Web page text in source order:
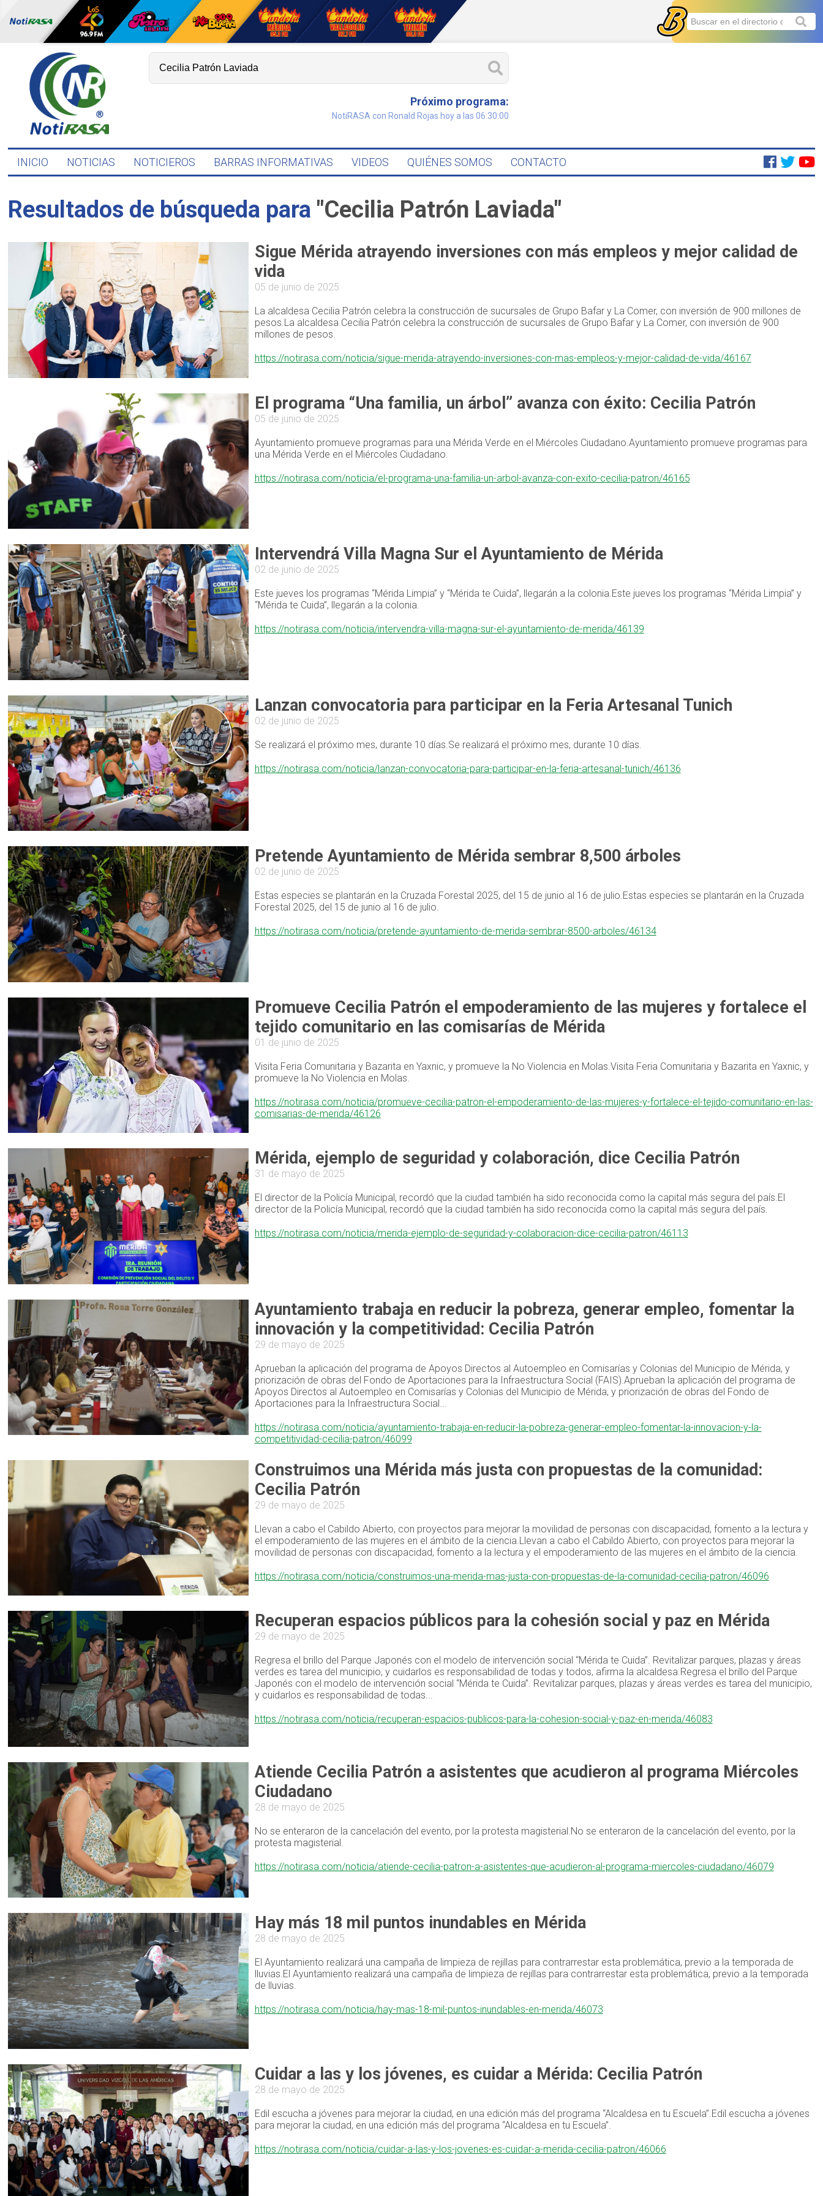
Próximo programa:
NotiRASA con Ronald Rojas hoy a las 06:30:00
INICIO NOTICIAS NOTICIEROS BARRAS INFORMATIVAS VIDEOS QUIÉNES SOMOS CONTACTO
Resultados de búsqueda para "Cecilia Patrón Laviada"
Sigue Mérida atrayendo inversiones con más empleos y mejor calidad de
vida
05 de junio de 2025
La alcaldesa Cecilia Patrón celebra la construcción de sucursales de Grupo Bafar y La Comer, con inversión de 900 millones de
pesos.La alcaldesa Cecilia Patrón celebra la construcción de sucursales de Grupo Bafar y La Comer, con inversión de 900
millones de pesos.
https://notirasa.com/noticia/sigue-merida-atrayendo-inversiones-con-mas-empleos-y-mejor-calidad-de-vida/46167
El programa “Una familia, un árbol” avanza con éxito: Cecilia Patrón
05 de junio de 2025
Ayuntamiento promueve programas para una Mérida Verde en el Miércoles Ciudadano.Ayuntamiento promueve programas para
una Mérida Verde en el Miércoles Ciudadano.
https://notirasa.com/noticia/el-programa-una-familia-un-arbol-avanza-con-exito-cecilia-patron/46165
Intervendrá Villa Magna Sur el Ayuntamiento de Mérida
02 de junio de 2025
Este jueves los programas “Mérida Limpia” y “Mérida te Cuida”, llegarán a la colonia.Este jueves los programas “Mérida Limpia” y
“Mérida te Cuida”, llegarán a la colonia.
https://notirasa.com/noticia/intervendra-villa-magna-sur-el-ayuntamiento-de-merida/46139
Lanzan convocatoria para participar en la Feria Artesanal Tunich
02 de junio de 2025
Se realizará el próximo mes, durante 10 días.Se realizará el próximo mes, durante 10 días.
https://notirasa.com/noticia/lanzan-convocatoria-para-participar-en-la-feria-artesanal-tunich/46136
Pretende Ayuntamiento de Mérida sembrar 8,500 árboles
02 de junio de 2025
Estas especies se plantarán en la Cruzada Forestal 2025, del 15 de junio al 16 de julio.Estas especies se plantarán en la Cruzada
Forestal 2025, del 15 de junio al 16 de julio.
https://notirasa.com/noticia/pretende-ayuntamiento-de-merida-sembrar-8500-arboles/46134
Promueve Cecilia Patrón el empoderamiento de las mujeres y fortalece el
tejido comunitario en las comisarías de Mérida
01 de junio de 2025
Visita Feria Comunitaria y Bazarita en Yaxnic, y promueve la No Violencia en Molas.Visita Feria Comunitaria y Bazarita en Yaxnic, y
promueve la No Violencia en Molas.
https://notirasa.com/noticia/promueve-cecilia-patron-el-empoderamiento-de-las-mujeres-y-fortalece-el-tejido-comunitario-en-las-
comisarias-de-merida/46126
Mérida, ejemplo de seguridad y colaboración, dice Cecilia Patrón
31 de mayo de 2025
El director de la Policía Municipal, recordó que la ciudad también ha sido reconocida como la capital más segura del país.El
director de la Policía Municipal, recordó que la ciudad también ha sido reconocida como la capital más segura del país.
https://notirasa.com/noticia/merida-ejemplo-de-seguridad-y-colaboracion-dice-cecilia-patron/46113
Ayuntamiento trabaja en reducir la pobreza, generar empleo, fomentar la
innovación y la competitividad: Cecilia Patrón
29 de mayo de 2025
Aprueban la aplicación del programa de Apoyos Directos al Autoempleo en Comisarías y Colonias del Municipio de Mérida, y
priorización de obras del Fondo de Aportaciones para la Infraestructura Social (FAIS).Aprueban la aplicación del programa de
Apoyos Directos al Autoempleo en Comisarías y Colonias del Municipio de Mérida, y priorización de obras del Fondo de
Aportaciones para la Infraestructura Social...
https://notirasa.com/noticia/ayuntamiento-trabaja-en-reducir-la-pobreza-generar-empleo-fomentar-la-innovacion-y-la-
competitividad-cecilia-patron/46099
Construimos una Mérida más justa con propuestas de la comunidad:
Cecilia Patrón
29 de mayo de 2025
Llevan a cabo el Cabildo Abierto, con proyectos para mejorar la movilidad de personas con discapacidad, fomento a la lectura y
el empoderamiento de las mujeres en el ámbito de la ciencia.Llevan a cabo el Cabildo Abierto, con proyectos para mejorar la
movilidad de personas con discapacidad, fomento a la lectura y el empoderamiento de las mujeres en el ámbito de la ciencia.
https://notirasa.com/noticia/construimos-una-merida-mas-justa-con-propuestas-de-la-comunidad-cecilia-patron/46096
Recuperan espacios públicos para la cohesión social y paz en Mérida
29 de mayo de 2025
Regresa el brillo del Parque Japonés con el modelo de intervención social “Mérida te Cuida”. Revitalizar parques, plazas y áreas
verdes es tarea del municipio, y cuidarlos es responsabilidad de todas y todos, afirma la alcaldesa.Regresa el brillo del Parque
Japonés con el modelo de intervención social “Mérida te Cuida”. Revitalizar parques, plazas y áreas verdes es tarea del municipio,
y cuidarlos es responsabilidad de todas...
https://notirasa.com/noticia/recuperan-espacios-publicos-para-la-cohesion-social-y-paz-en-merida/46083
Atiende Cecilia Patrón a asistentes que acudieron al programa Miércoles
Ciudadano
28 de mayo de 2025
No se enteraron de la cancelación del evento, por la protesta magisterial.No se enteraron de la cancelación del evento, por la
protesta magisterial.
https://notirasa.com/noticia/atiende-cecilia-patron-a-asistentes-que-acudieron-al-programa-miercoles-ciudadano/46079
Hay más 18 mil puntos inundables en Mérida
28 de mayo de 2025
El Ayuntamiento realizará una campaña de limpieza de rejillas para contrarrestar esta problemática, previo a la temporada de
lluvias.El Ayuntamiento realizará una campaña de limpieza de rejillas para contrarrestar esta problemática, previo a la temporada
de lluvias.
https://notirasa.com/noticia/hay-mas-18-mil-puntos-inundables-en-merida/46073
Cuidar a las y los jóvenes, es cuidar a Mérida: Cecilia Patrón
28 de mayo de 2025
Edil escucha a jóvenes para mejorar la ciudad, en una edición más del programa “Alcaldesa en tu Escuela”.Edil escucha a jóvenes
para mejorar la ciudad, en una edición más del programa “Alcaldesa en tu Escuela”.
https://notirasa.com/noticia/cuidar-a-las-y-los-jovenes-es-cuidar-a-merida-cecilia-patron/46066